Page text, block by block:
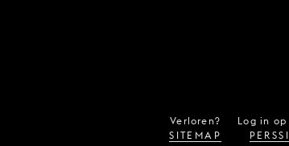
Verloren?
SITEMAP
Log in op